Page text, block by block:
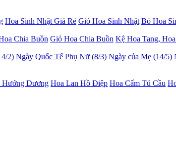
Hoa Sinh Nhật Giá Rẻ Giỏ Hoa Sinh Nhật Bó Hoa
Chia Buồn Giỏ Hoa Chia Buồn Kệ Hoa Tang,
2) Ngày Quốc Tế Phụ Nữ (8/3) Ngày của Mẹ (14/5)
Hướng Dương Hoa Lan Hồ Điệp Hoa Cẩm Tú Cầu